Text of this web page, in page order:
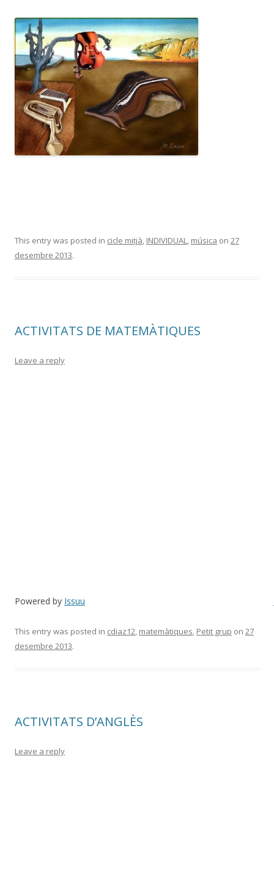
This entry was posted in cicle mitjà, INDIVIDUAL, música on 27
desembre 2013.
ACTIVITATS DE MATEMÀTIQUES
Leave a reply
Powered by Issuu
This entry was posted in cdiaz12, matemàtiques, Petit grup on 27
desembre 2013.
ACTIVITATS D’ANGLÈS
Leave a reply